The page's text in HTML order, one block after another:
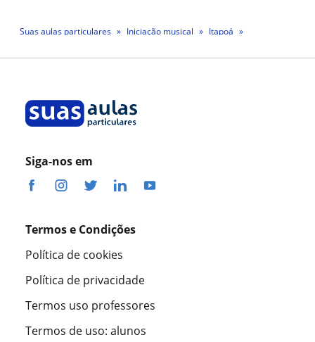
Suas aulas particulares Iniciação musical
Itapoá
Siga-nos em
Termos e Condições
Política de cookies
Política de privacidade
Termos uso professores
Termos de uso: alunos